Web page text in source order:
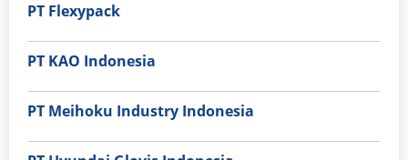
PT Flexypack
PT KAO Indonesia
PT Meihoku Industry Indonesia